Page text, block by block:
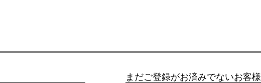
まだご登録がお済みでないお客様